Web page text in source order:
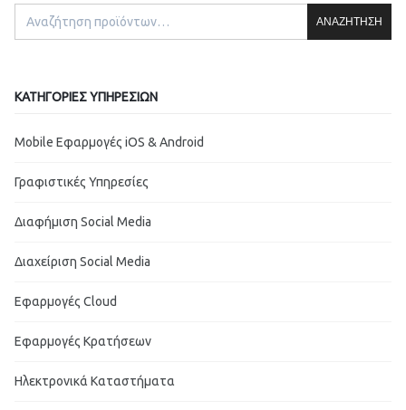
ΑΝΑΖΉΤΗΣΗ
ΚΑΤΗΓΟΡΊΕΣ ΥΠΗΡΕΣΙΏΝ
Mobile Εφαρμογές iOS & Android
Γραφιστικές Υπηρεσίες
Διαφήμιση Social Media
Διαχείριση Social Media
Εφαρμογές Cloud
Εφαρμογές Κρατήσεων
Ηλεκτρονικά Καταστήματα